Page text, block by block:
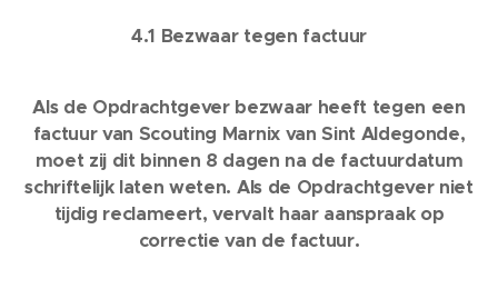
4.1 Bezwaar tegen factuur
Als de Opdrachtgever bezwaar heeft tegen een
factuur van Scouting Marnix van Sint Aldegonde,
moet zij dit binnen 8 dagen na de factuurdatum
schriftelijk laten weten. Als de Opdrachtgever niet
tijdig reclameert, vervalt haar aanspraak op
correctie van de factuur.